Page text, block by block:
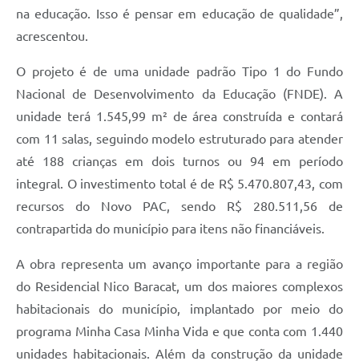
na educação. Isso é pensar em educação de qualidade”,
acrescentou.
O projeto é de uma unidade padrão Tipo 1 do Fundo
Nacional de Desenvolvimento da Educação (FNDE). A
unidade terá 1.545,99 m² de área construída e contará
com 11 salas, seguindo modelo estruturado para atender
até 188 crianças em dois turnos ou 94 em período
integral. O investimento total é de R$ 5.470.807,43, com
recursos do Novo PAC, sendo R$ 280.511,56 de
contrapartida do município para itens não financiáveis.
A obra representa um avanço importante para a região
do Residencial Nico Baracat, um dos maiores complexos
habitacionais do município, implantado por meio do
programa Minha Casa Minha Vida e que conta com 1.440
unidades habitacionais. Além da construção da unidade